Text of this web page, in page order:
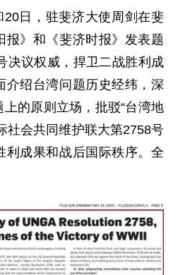
20日，驻斐济大使周剑在斐
报》和《斐济时报》发表题
决议权威，捍卫二战胜利成
介绍台湾问题历史经纬，深
的原则立场，批驳“台湾地
社会共同维护联大第2758号
利成果和战后国际秩序。全